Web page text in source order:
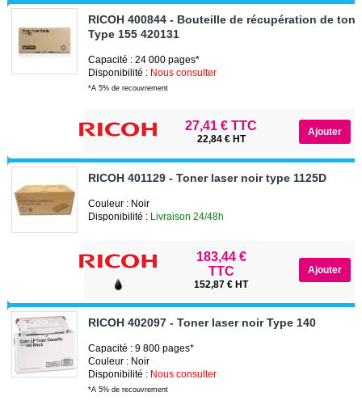
RICOH 400844 - Bouteille de récupération de
Type 155 420131
Capacité : 24 000 pages*
Disponibilité : Nous consulter
*A 5% de recouvrement
27,41 € TTC
22,84 € HT
RICOH 401129 - Toner laser noir type 1125D
Couleur : Noir
Disponibilité : Livraison 24/48h
183,44 €
TTC
152,87 € HT
RICOH 402097 - Toner laser noir Type 140
Capacité : 9 800 pages*
Couleur : Noir
Disponibilité : Nous consulter
*A 5% de recouvrement